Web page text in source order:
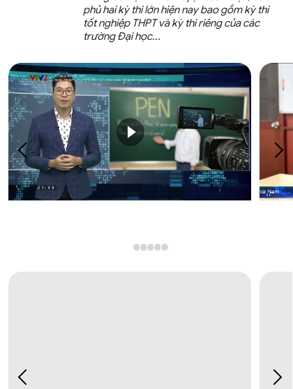
phủ hai kỳ thi lớn hiện nay bao gồm kỳ thi
tốt nghiệp THPT và kỳ thi riêng của các
trường Đại học...